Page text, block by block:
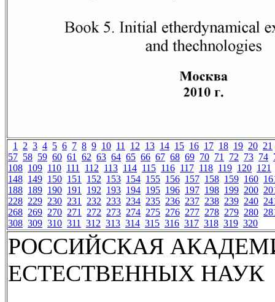
1 2 3 4 5 6 7 8 9 10 11 12 13 14 15 16 17 18 19 20 21
57 58 59 60 61 62 63 64 65 66 67 68 69 70 71 72 73 74
108 109 110 111 112 113 114 115 116 117 118 119 120 121
148 149 150 151 152 153 154 155 156 157 158 159 160
188 189 190 191 192 193 194 195 196 197 198 199 200
228 229 230 231 232 233 234 235 236 237 238 239 240
268 269 270 271 272 273 274 275 276 277 278 279 280
308 309 310 311 312 313 314 315 316 317 318 319 320
РОССИЙСКАЯ
ЕСТЕСТВЕННЫХ НАУК